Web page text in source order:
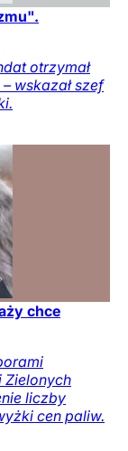
otrzymał
wskazał szef
chce
Zielonych
liczby
cen paliw.